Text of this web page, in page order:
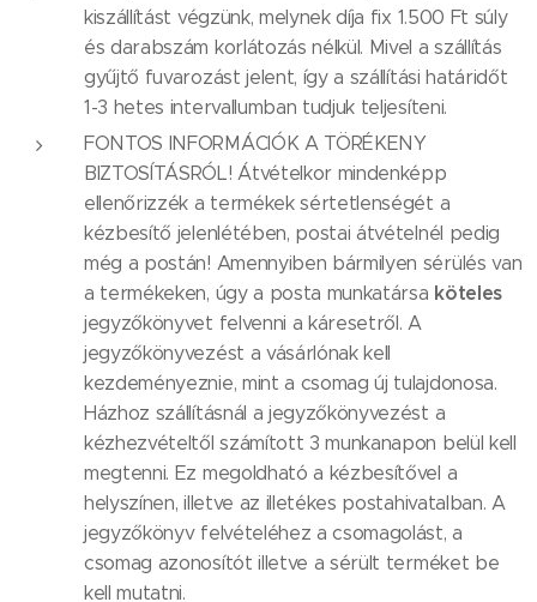
kiszállítást végzünk, melynek díja fix 1.500 Ft súly
és darabszám korlátozás nélkül. Mivel a szállítás
gyűjtő fuvarozást jelent, így a szállítási határidőt
1-3 hetes intervallumban tudjuk teljesíteni.
FONTOS INFORMÁCIÓK A TÖRÉKENY
BIZTOSÍTÁSRÓL! Átvételkor mindenképp
ellenőrizzék a termékek sértetlenségét a
kézbesítő jelenlétében, postai átvételnél pedig
még a postán! Amennyiben bármilyen sérülés van
a termékeken, úgy a posta munkatársa köteles
jegyzőkönyvet felvenni a káresetről. A
jegyzőkönyvezést a vásárlónak kell
kezdeményeznie, mint a csomag új tulajdonosa.
Házhoz szállításnál a jegyzőkönyvezést a
kézhezvételtől számított 3 munkanapon belül kell
megtenni. Ez megoldható a kézbesítővel a
helyszínen, illetve az illetékes postahivatalban. A
jegyzőkönyv felvételéhez a csomagolást, a
csomag azonosítót illetve a sérült terméket be
kell mutatni.